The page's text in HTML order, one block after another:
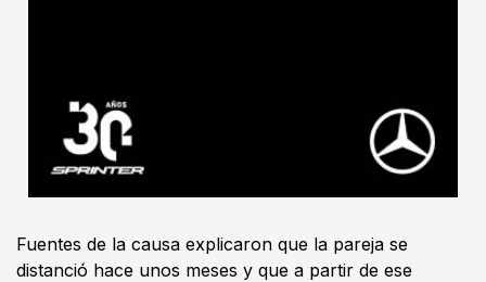
Fuentes de la causa explicaron que la pareja se
distanció hace unos meses y que a partir de ese